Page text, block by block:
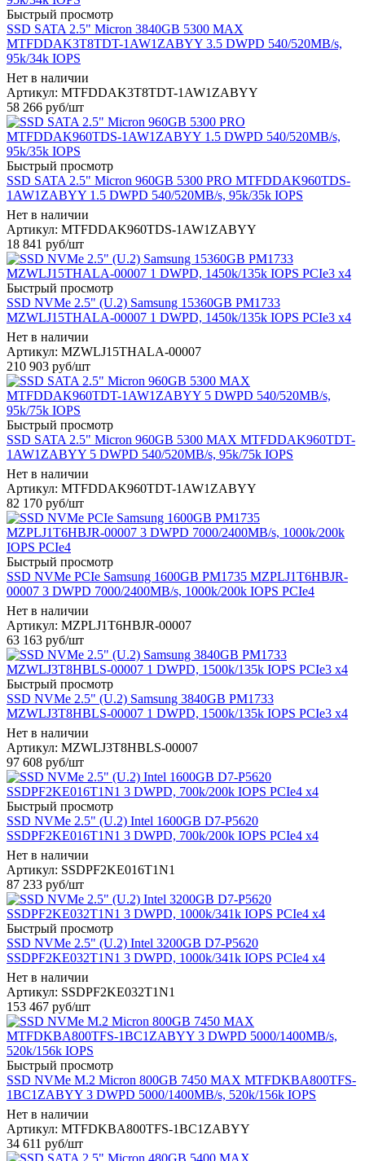
Быстрый просмотр
SSD SATA 2.5" Micron 3840GB 5300 MAX
MTFDDAK3T8TDT-1AW1ZABYY 3.5 DWPD 540/520MB/s,
95k/34k IOPS
Нет в наличии
Артикул: MTFDDAK3T8TDT-1AW1ZABYY
58 266 руб/шт
Быстрый просмотр
SSD SATA 2.5" Micron 960GB 5300 PRO MTFDDAK960TDS-
1AW1ZABYY 1.5 DWPD 540/520MB/s, 95k/35k IOPS
Нет в наличии
Артикул: MTFDDAK960TDS-1AW1ZABYY
18 841 руб/шт
Быстрый просмотр
SSD NVMe 2.5" (U.2) Samsung 15360GB PM1733
MZWLJ15THALA-00007 1 DWPD, 1450k/135k IOPS PCIe3 x4
Нет в наличии
Артикул: MZWLJ15THALA-00007
210 903 руб/шт
Быстрый просмотр
SSD SATA 2.5" Micron 960GB 5300 MAX MTFDDAK960TDT-
1AW1ZABYY 5 DWPD 540/520MB/s, 95k/75k IOPS
Нет в наличии
Артикул: MTFDDAK960TDT-1AW1ZABYY
82 170 руб/шт
Быстрый просмотр
SSD NVMe PCIe Samsung 1600GB PM1735 MZPLJ1T6HBJR-
00007 3 DWPD 7000/2400MB/s, 1000k/200k IOPS PCIe4
Нет в наличии
Артикул: MZPLJ1T6HBJR-00007
63 163 руб/шт
Быстрый просмотр
SSD NVMe 2.5" (U.2) Samsung 3840GB PM1733
MZWLJ3T8HBLS-00007 1 DWPD, 1500k/135k IOPS PCIe3 x4
Нет в наличии
Артикул: MZWLJ3T8HBLS-00007
97 608 руб/шт
Быстрый просмотр
SSD NVMe 2.5" (U.2) Intel 1600GB D7-P5620
SSDPF2KE016T1N1 3 DWPD, 700k/200k IOPS PCIe4 x4
Нет в наличии
Артикул: SSDPF2KE016T1N1
87 233 руб/шт
Быстрый просмотр
SSD NVMe 2.5" (U.2) Intel 3200GB D7-P5620
SSDPF2KE032T1N1 3 DWPD, 1000k/341k IOPS PCIe4 x4
Нет в наличии
Артикул: SSDPF2KE032T1N1
153 467 руб/шт
Быстрый просмотр
SSD NVMe M.2 Micron 800GB 7450 MAX MTFDKBA800TFS-
1BC1ZABYY 3 DWPD 5000/1400MB/s, 520k/156k IOPS
Нет в наличии
Артикул: MTFDKBA800TFS-1BC1ZABYY
34 611 руб/шт